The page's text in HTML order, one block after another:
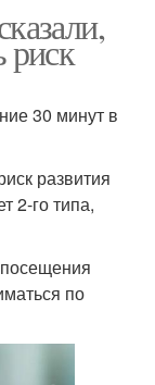
риск
30 минут в
развития
2-го типа,
посещения
по